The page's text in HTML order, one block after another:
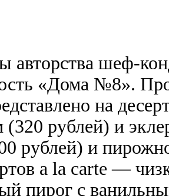
авторства шеф-
«Дома №8».
на
рублей) и
рублей) и
a la carte —
пирог с